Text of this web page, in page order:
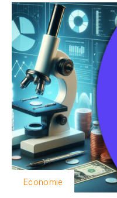
Economie